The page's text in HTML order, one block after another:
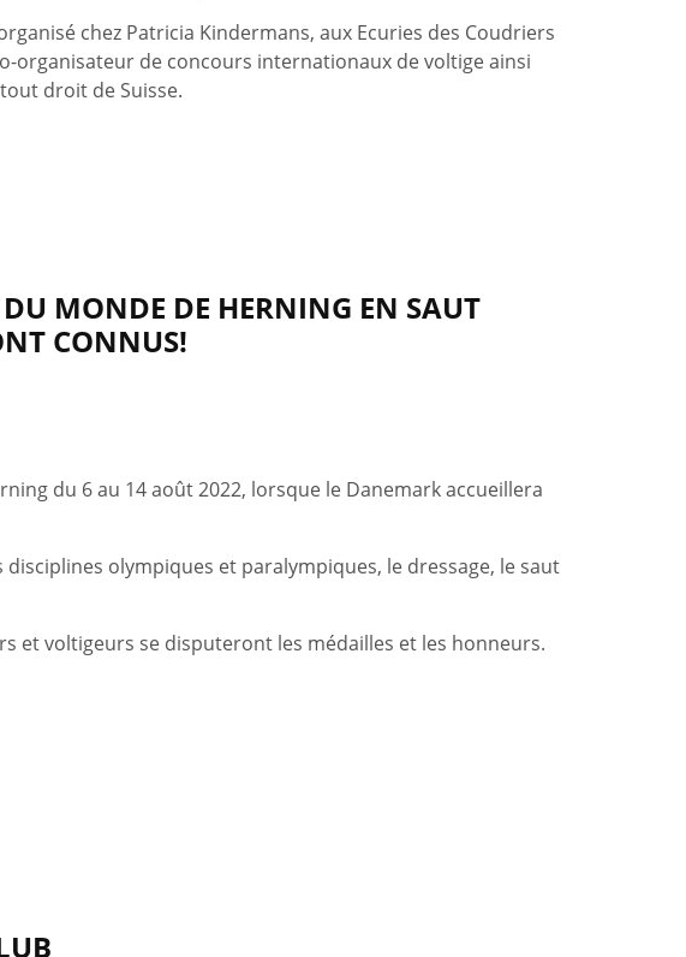
chez Patricia Kindermans, aux Ecuries des Coudriers
organisateur de concours internationaux de voltige ainsi
droit de Suisse.
MONDE DE HERNING EN SAUT
CONNUS!
du 6 au 14 août 2022, lorsque le Danemark accueillera
olympiques et paralympiques, le dressage, le saut
et voltigeurs se disputeront les médailles et les honneurs.